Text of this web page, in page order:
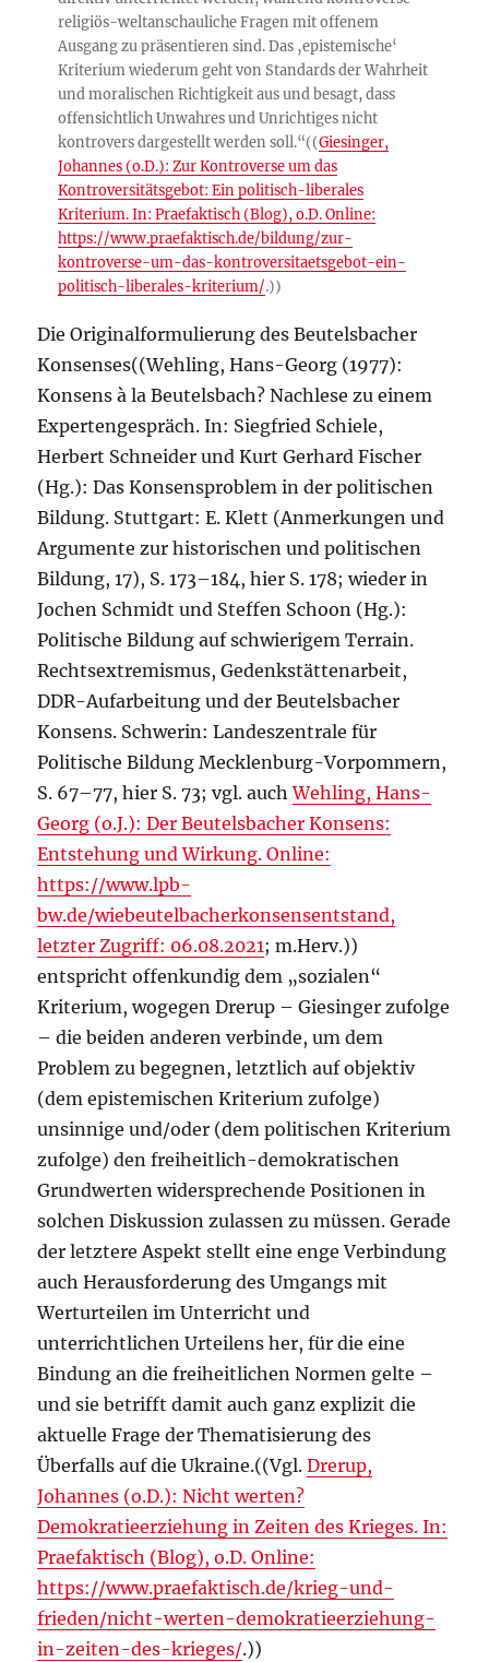
religiös-weltanschauliche Fragen mit offenem
Ausgang zu präsentieren sind. Das ‚epistemische‘
Kriterium wiederum geht von Standards der Wahrheit
und moralischen Richtigkeit aus und besagt, dass
offensichtlich Unwahres und Unrichtiges nicht
kontrovers dargestellt werden soll.“((Giesinger,
Johannes (o.D.): Zur Kontroverse um das
Kontroversitätsgebot: Ein politisch-liberales
Kriterium. In: Praefaktisch (Blog), o.D. Online:
https://www.praefaktisch.de/bildung/zur-
kontroverse-um-das-kontroversitaetsgebot-ein-
politisch-liberales-kriterium/.))
Die Originalformulierung des Beutelsbacher
Konsenses((Wehling, Hans-Georg (1977):
Konsens à la Beutelsbach? Nachlese zu einem
Expertengespräch. In: Siegfried Schiele,
Herbert Schneider und Kurt Gerhard Fischer
(Hg.): Das Konsensproblem in der politischen
Bildung. Stuttgart: E. Klett (Anmerkungen und
Argumente zur historischen und politischen
Bildung, 17), S. 173–184, hier S. 178; wieder in
Jochen Schmidt und Steffen Schoon (Hg.):
Politische Bildung auf schwierigem Terrain.
Rechtsextremismus, Gedenkstättenarbeit,
DDR-Aufarbeitung und der Beutelsbacher
Konsens. Schwerin: Landeszentrale für
Politische Bildung Mecklenburg-Vorpommern,
S. 67–77, hier S. 73; vgl. auchWehling, Hans-
Georg (o.J.): Der Beutelsbacher Konsens:
Entstehung und Wirkung. Online:
https://www.lpb-
bw.de/wiebeutelbacherkonsensentstand,
letzter Zugriff: 06.08.2021; m.Herv.))
entspricht offenkundig dem „sozialen“
Kriterium, wogegen Drerup – Giesinger zufolge
– die beiden anderen verbinde, um dem
Problem zu begegnen, letztlich auf objektiv
(dem epistemischen Kriterium zufolge)
unsinnige und/oder (dem politischen Kriterium
zufolge) den freiheitlich-demokratischen
Grundwerten widersprechende Positionen in
solchen Diskussion zulassen zu müssen. Gerade
der letztere Aspekt stellt eine enge Verbindung
auch Herausforderung des Umgangs mit
Werturteilen im Unterricht und
unterrichtlichen Urteilens her, für die eine
Bindung an die freiheitlichen Normen gelte –
und sie betrifft damit auch ganz explizit die
aktuelle Frage der Thematisierung des
Überfalls auf die Ukraine.((Vgl.Drerup,
Johannes (o.D.): Nicht werten?
Demokratieerziehung in Zeiten des Krieges. In:
Praefaktisch (Blog), o.D. Online:
https://www.praefaktisch.de/krieg-und-
frieden/nicht-werten-demokratieerziehung-
in-zeiten-des-krieges/.))